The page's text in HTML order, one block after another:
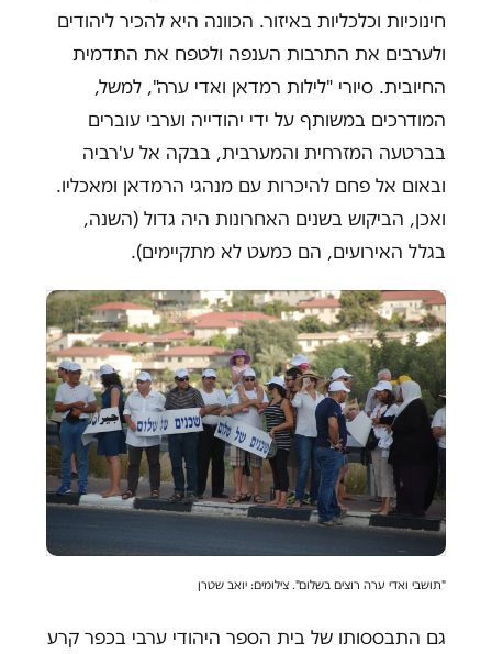
חינוכיות וכלכליות באיזור. הכוונה היא להכיר ליהודים
ולערבים את התרבות הענפה ולטפח את התדמית
החיובית. סיורי "לילות רמדאן ואדי ערה", למשל,
המודרכים במשותף על ידי יהודייה וערבי עוברים
בברטעה המזרחית והמערבית, בבקה אל ע'רביה
ובאום אל פחם להיכרות עם מנהגי הרמדאן ומאכליו.
ואכן, הביקוש בשנים האחרונות היה גדול (השנה,
בגלל האירועים, הם כמעט לא מתקיימים).
"תושבי ואדי ערה רוצים בשלום". צילומים: יואב שטרן
גם התבססותו של בית הספר היהודי ערבי בכפר קרע